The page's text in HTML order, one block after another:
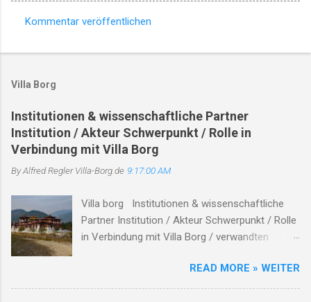
o
e
n
t
a
e
Kommentar veröffentlichen
Villa Borg
Institutionen & wissenschaftliche Partner
Institution / Akteur Schwerpunkt / Rolle in
Verbindung mit Villa Borg
By Alfred ReglerVilla-Borg.de 9:17:00 AM
Villa borg Institutionen & wissenschaftliche
Partner Institution / Akteur Schwerpunkt / Rolle
in Verbindung mit Villa Borg / verwandten
Merzig-Wadern Träger des Archäologieparks
Villa Borg unterhält die Villa Borg als
READ MORE » WEITER